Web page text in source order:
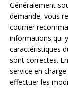
Généralement
demande, vous
courrier
informations qui
caractéristiques
sont correctes.
service en
effectuer les